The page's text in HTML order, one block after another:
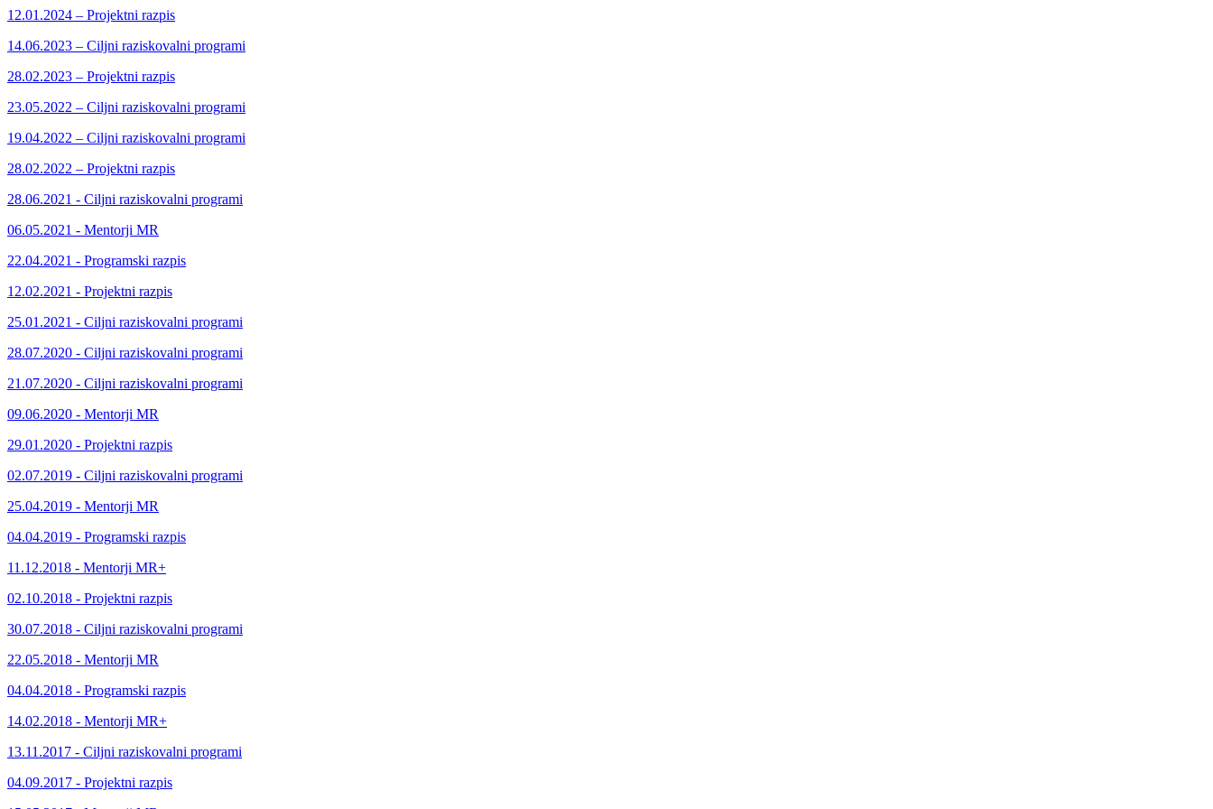
12.01.2024 – Projektni razpis
14.06.2023 – Ciljni raziskovalni programi
28.02.2023 – Projektni razpis
23.05.2022 – Ciljni raziskovalni programi
19.04.2022 – Ciljni raziskovalni programi
28.02.2022 – Projektni razpis
28.06.2021 - Ciljni raziskovalni programi
06.05.2021 - Mentorji MR
22.04.2021 - Programski razpis
12.02.2021 - Projektni razpis
25.01.2021 - Ciljni raziskovalni programi
28.07.2020 - Ciljni raziskovalni programi
21.07.2020 - Ciljni raziskovalni programi
09.06.2020 - Mentorji MR
29.01.2020 - Projektni razpis
02.07.2019 - Ciljni raziskovalni programi
25.04.2019 - Mentorji MR
04.04.2019 - Programski razpis
11.12.2018 - Mentorji MR+
02.10.2018 - Projektni razpis
30.07.2018 - Ciljni raziskovalni programi
22.05.2018 - Mentorji MR
04.04.2018 - Programski razpis
14.02.2018 - Mentorji MR+
13.11.2017 - Ciljni raziskovalni programi
04.09.2017 - Projektni razpis